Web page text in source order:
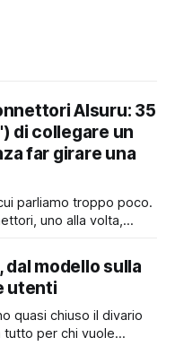
AIsuru: 35
di collegare un
far girare una
parliamo troppo poco.
uno alla volta,
che succede
alle 6, per
dal modello sulla
utenti
quasi chiuso il divario
tutto per chi vuole